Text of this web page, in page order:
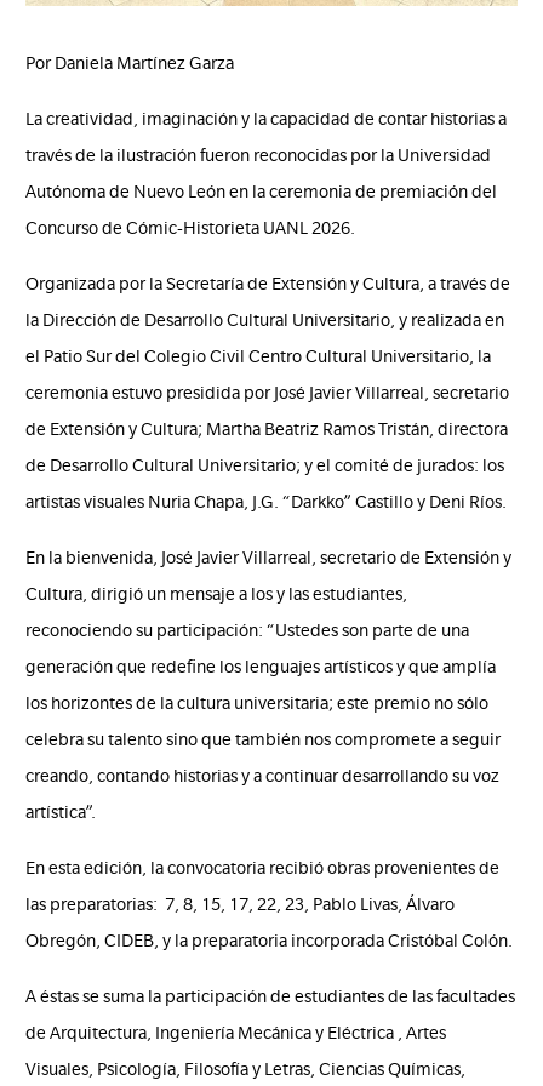
Por Daniela Martínez Garza
La creatividad, imaginación y la capacidad de contar historias a
través de la ilustración fueron reconocidas por la Universidad
Autónoma de Nuevo León en la ceremonia de premiación del
Concurso de Cómic-Historieta UANL 2026.
Organizada por la Secretaría de Extensión y Cultura, a través de
la Dirección de Desarrollo Cultural Universitario, y realizada en
el Patio Sur del Colegio Civil Centro Cultural Universitario, la
ceremonia estuvo presidida por José Javier Villarreal, secretario
de Extensión y Cultura; Martha Beatriz Ramos Tristán, directora
de Desarrollo Cultural Universitario; y el comité de jurados: los
artistas visuales Nuria Chapa, J.G. “Darkko” Castillo y Deni Ríos.
En la bienvenida, José Javier Villarreal, secretario de Extensión y
Cultura, dirigió un mensaje a los y las estudiantes,
reconociendo su participación: “Ustedes son parte de una
generación que redefine los lenguajes artísticos y que amplía
los horizontes de la cultura universitaria; este premio no sólo
celebra su talento sino que también nos compromete a seguir
creando, contando historias y a continuar desarrollando su voz
artística”.
En esta edición, la convocatoria recibió obras provenientes de
las preparatorias: 7, 8, 15, 17, 22, 23, Pablo Livas, Álvaro
Obregón, CIDEB, y la preparatoria incorporadaCristóbal Colón.
A éstas se suma la participación de estudiantes de las facultades
de Arquitectura, Ingeniería Mecánica y Eléctrica , Artes
Visuales, Psicología, Filosofía y Letras, Ciencias Químicas,